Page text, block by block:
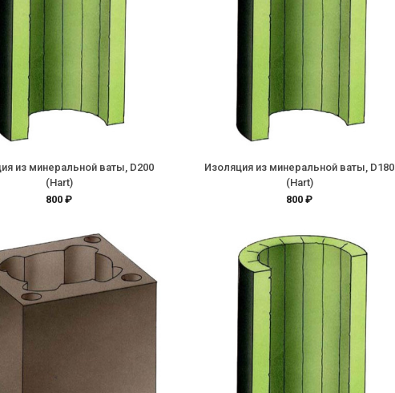
из минеральной ваты, D200
(Hart)
800 ₽
Изоляция из минеральной ваты, D180
(Hart)
800 ₽